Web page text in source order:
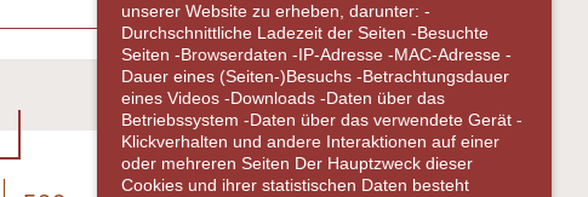
Next
unserer Website zu erheben, darunter: -
Durchschnittliche Ladezeit der Seiten -Besuchte
Seiten -Browserdaten -IP-Adresse -MAC-Adresse -
Dauer eines (Seiten-)Besuchs -Betrachtungsdauer
eines Videos -Downloads -Daten über das
Betriebssystem -Daten über das verwendete Gerät -
Klickverhalten und andere Interaktionen auf einer
oder mehreren Seiten Der Hauptzweck dieser
Cookies und ihrer statistischen Daten besteht